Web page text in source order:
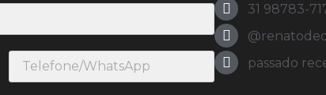
31 98783-
passado